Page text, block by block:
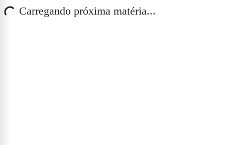
Carregando próxima matéria...